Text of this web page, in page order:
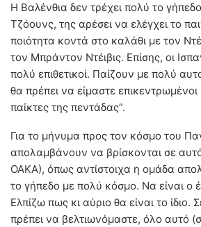
Η Βαλένθια δεν τρέχει πολύ το
Τζόουνς, της αρέσει να ελέγχει το
ποιότητα κοντά στo καλάθι με τον
τον Μπράντον Ντέιβις. Επίσης, οι
πολύ επιθετικοί. Παίζουν με πολύ
θα πρέπει να είμαστε
παίκτες της πεντάδας”.
Για το μήνυμα προς τον κόσμο του
απολαμβάνουν να βρίσκονται σε
ΟΑΚΑ), όπως αντίστοιχα η ομάδα
το γήπεδο με πολύ κόσμο. Να είναι ο
Ελπίζω πως κι αύριο θα είναι το
πρέπει να βελτιωνόμαστε, όλο αυτό